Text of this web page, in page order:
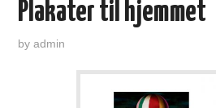
Plakater til hjemmet
byadmin